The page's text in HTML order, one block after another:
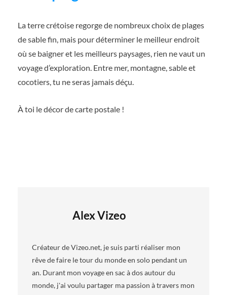
La terre crétoise regorge de nombreux choix de plages
de sable fin, mais pour déterminer le meilleur endroit
où se baigner et les meilleurs paysages, rien ne vaut un
voyage d’exploration. Entre mer, montagne, sable et
cocotiers, tu ne seras jamais déçu.
À toi le décor de carte postale !
Alex Vizeo
Créateur de Vizeo.net, je suis parti réaliser mon
rêve de faire le tour du monde en solo pendant un
an. Durant mon voyage en sac à dos autour du
monde, j'ai voulu partager ma passion à travers mon